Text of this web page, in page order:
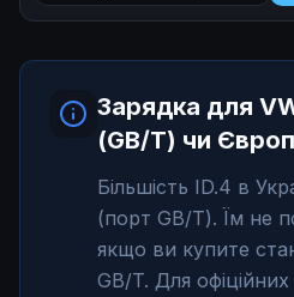
Зарядка для
(GB/T) чи
Більшість ID.4 в
(порт GB/T). Їм не
якщо ви купите
GB/T. Для